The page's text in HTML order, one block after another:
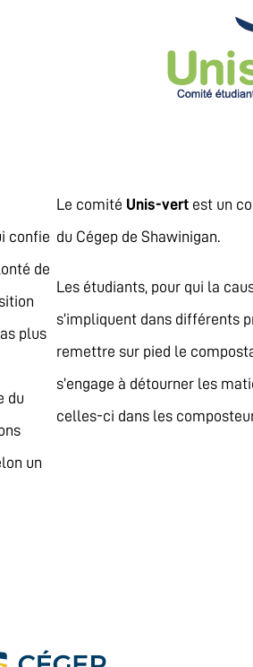
confie
de
plus
du
un
Le comité Unis-vert est un
du Cégep de Shawinigan.
Les étudiants, pour qui la
s’impliquent dans différents
remettre sur pied le
s’engage à détourner les
celles-ci dans les